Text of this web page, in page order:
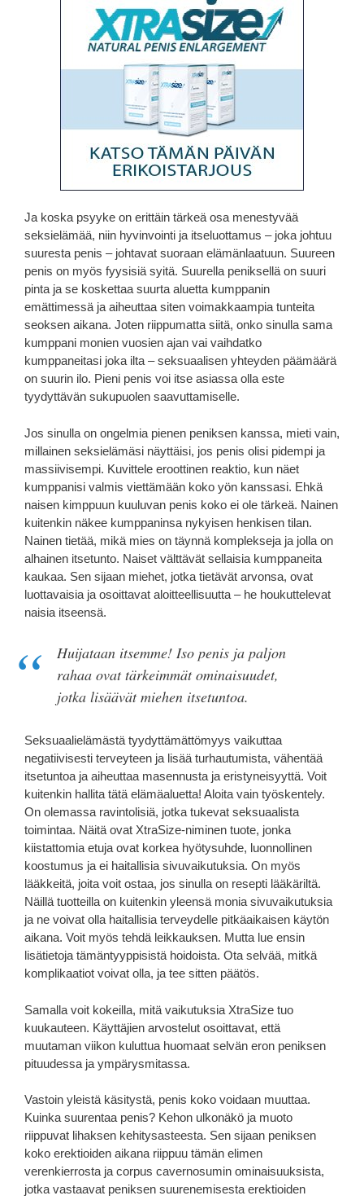
Ja koska psyyke on erittäin tärkeä osa menestyvää
seksielämää, niin hyvinvointi ja itseluottamus – joka johtuu
suuresta penis – johtavat suoraan elämänlaatuun. Suureen
penis on myös fyysisiä syitä. Suurella peniksellä on suuri
pinta ja se koskettaa suurta aluetta kumppanin
emättimessä ja aiheuttaa siten voimakkaampia tunteita
seoksen aikana. Joten riippumatta siitä, onko sinulla sama
kumppani monien vuosien ajan vai vaihdatko
kumppaneitasi joka ilta – seksuaalisen yhteyden päämäärä
on suurin ilo. Pieni penis voi itse asiassa olla este
tyydyttävän sukupuolen saavuttamiselle.
Jos sinulla on ongelmia pienen peniksen kanssa, mieti vain,
millainen seksielämäsi näyttäisi, jos penis olisi pidempi ja
massiivisempi. Kuvittele eroottinen reaktio, kun näet
kumppanisi valmis viettämään koko yön kanssasi. Ehkä
naisen kimppuun kuuluvan penis koko ei ole tärkeä. Nainen
kuitenkin näkee kumppaninsa nykyisen henkisen tilan.
Nainen tietää, mikä mies on täynnä komplekseja ja jolla on
alhainen itsetunto. Naiset välttävät sellaisia ​​kumppaneita
kaukaa. Sen sijaan miehet, jotka tietävät arvonsa, ovat
luottavaisia ​​ja osoittavat aloitteellisuutta – he houkuttelevat
naisia ​​itseensä.
Huijataan itsemme! Iso penis ja paljon
rahaa ovat tärkeimmät ominaisuudet,
jotka lisäävät miehen itsetuntoa.
Seksuaalielämästä tyydyttämättömyys vaikuttaa
negatiivisesti terveyteen ja lisää turhautumista, vähentää
itsetuntoa ja aiheuttaa masennusta ja eristyneisyyttä. Voit
kuitenkin hallita tätä elämäaluetta! Aloita vain työskentely.
On olemassa ravintolisiä, jotka tukevat seksuaalista
toimintaa. Näitä ovat XtraSize-niminen tuote, jonka
kiistattomia etuja ovat korkea hyötysuhde, luonnollinen
koostumus ja ei haitallisia sivuvaikutuksia. On myös
lääkkeitä, joita voit ostaa, jos sinulla on resepti lääkäriltä.
Näillä tuotteilla on kuitenkin yleensä monia sivuvaikutuksia
ja ne voivat olla haitallisia terveydelle pitkäaikaisen käytön
aikana. Voit myös tehdä leikkauksen. Mutta lue ensin
lisätietoja tämäntyyppisistä hoidoista. Ota selvää, mitkä
komplikaatiot voivat olla, ja tee sitten päätös.
Samalla voit kokeilla, mitä vaikutuksia XtraSize tuo
kuukauteen. Käyttäjien arvostelut osoittavat, että
muutaman viikon kuluttua huomaat selvän eron peniksen
pituudessa ja ympärysmitassa.
Vastoin yleistä käsitystä, penis koko voidaan muuttaa.
Kuinka suurentaa penis? Kehon ulkonäkö ja muoto
riippuvat lihaksen kehitysasteesta. Sen sijaan peniksen
koko erektioiden aikana riippuu tämän elimen
verenkierrosta ja corpus cavernosumin ominaisuuksista,
jotka vastaavat peniksen suurenemisesta erektioiden